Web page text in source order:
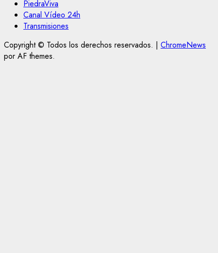
PiedraViva
Canal Vídeo 24h
Transmisiones
Copyright © Todos los derechos reservados. | ChromeNews
por AF themes.